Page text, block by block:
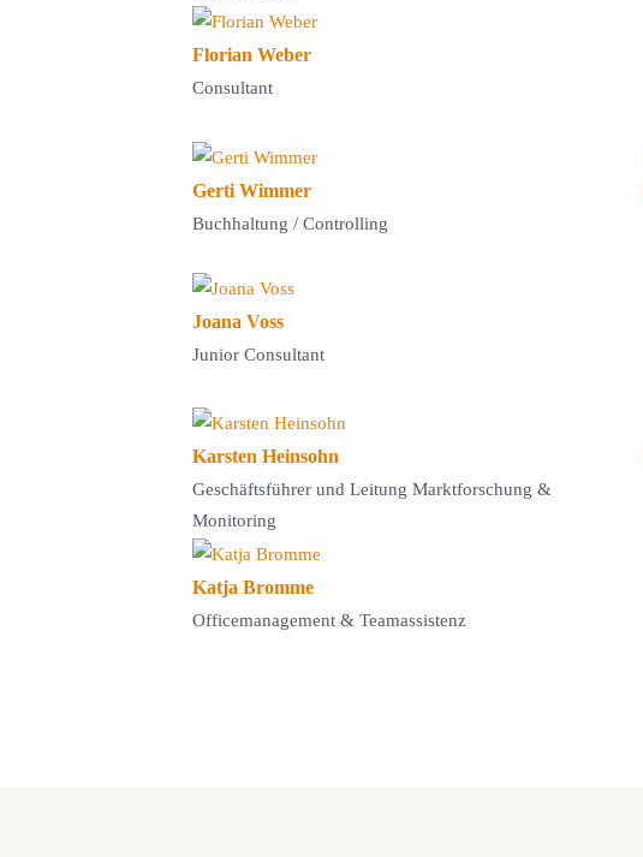
Florian Weber
Consultant
Gerti Wimmer
Buchhaltung / Controlling
Joana Voss
Junior Consultant
Karsten Heinsohn
Geschäftsführer und Leitung Marktforschung &
Monitoring
Katja Bromme
Officemanagement & Teamassistenz